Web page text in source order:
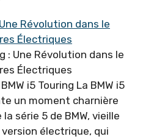
Révolution dans le
Électriques
: Une Révolution dans le
Électriques
i5 Touring La BMW i5
un moment charnière
série 5 de BMW, vieille
électrique, qui